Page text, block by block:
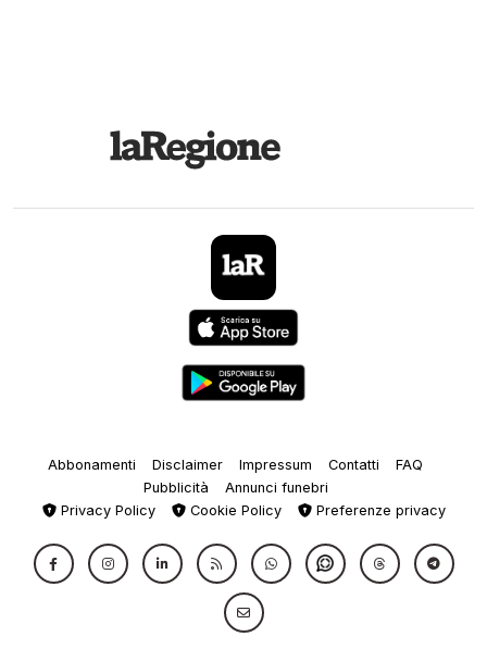
Abbonamenti Disclaimer Impressum Contatti
FAQ
Pubblicità
Annunci funebri
Privacy Policy
Cookie Policy Preferenze privacy